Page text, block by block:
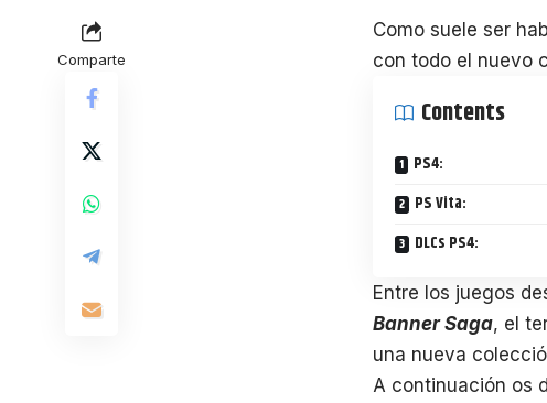
Comparte
Como suele ser
con todo el nuevo
Contents
PS4:
PS Vita:
DLCs PS4:
Entre los juegos
Banner Saga, el
una nueva
A continuación os